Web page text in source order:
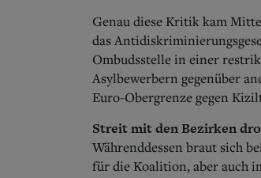
Genau diese Kritik kam
das
Ombudsstelle in einer
Asylbewerbern gegenüber
Euro-Obergrenze gegen
Streit mit den Bezirken
Währenddessen braut sich
für die Koalition, aber auch